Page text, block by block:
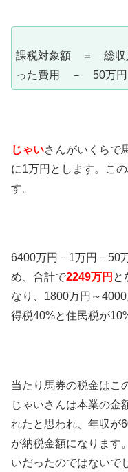
課税対象額 ＝ 総収
った費用 － 50万円
じゃいさんがいくらで
に1万円とします。こ
す。
6400万円－1万円－50
め、合計で2249万円 と
なり、1800万円～
得税40%と住民税が
当たり馬券の税金はこ
じゃいさんは本業の金
れたと思われ、年収が
が納税金額になります
いだったのではないで